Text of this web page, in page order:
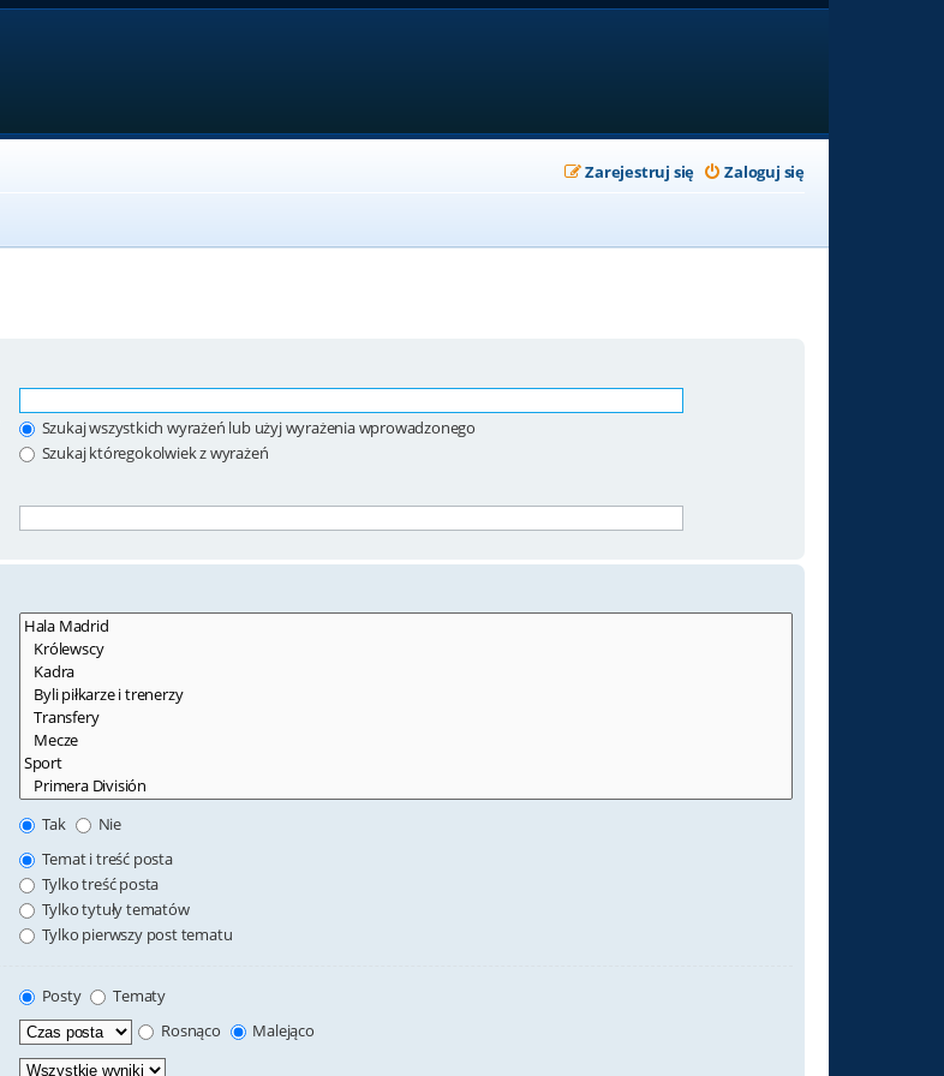
Zaloguj się
Zarejestruj się
Szukaj wszystkich wyrażeń lub użyj wyrażenia wprowadzonego
Szukaj któregokolwiek z wyrażeń
Tak
Nie
Temat i treść posta
Tylko treść posta
Tylko tytuły tematów
Tylko pierwszy post tematu
Posty
Tematy
Rosnąco
Malejąco